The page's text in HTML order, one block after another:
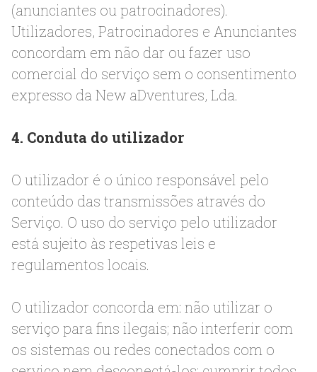
(anunciantes ou patrocinadores).
Utilizadores, Patrocinadores e Anunciantes
concordam em não dar ou fazer uso
comercial do serviço sem o consentimento
expresso da New aDventures, Lda.
4. Conduta do utilizador
O utilizador é o único responsável pelo
conteúdo das transmissões através do
Serviço. O uso do serviço pelo utilizador
está sujeito às respetivas leis e
regulamentos locais.
O utilizador concorda em: não utilizar o
serviço para fins ilegais; não interferir com
os sistemas ou redes conectados com o